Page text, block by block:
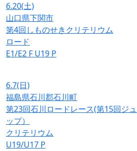
6.20(土)
山口県下関市
第4回しものせきクリテリウム
ロード
E1/E2 F U19 P
6.7(日)
福島県石川郡石川町
第23回石川ロードレース(第15回ジ
ップ）
クリテリウム
U19/U17 P